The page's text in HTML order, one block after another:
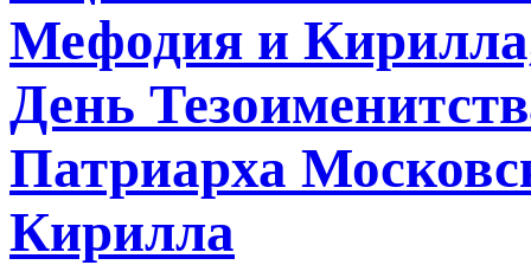
Мефодия и
День
Патриарха
Кирилла